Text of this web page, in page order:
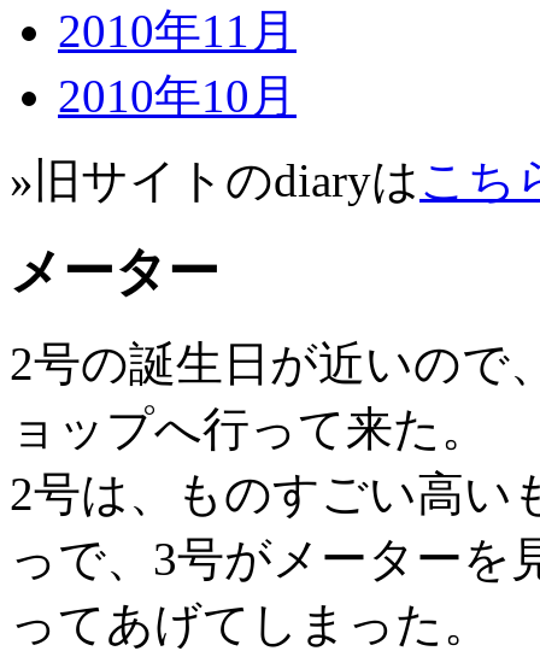
2010年11月
2010年10月
»旧サイトのdiaryはこち
メーター
2号の誕生日が近いので
ョップへ行って来た。
2号は、ものすごい高い
っで、3号がメーターを
ってあげてしまった。